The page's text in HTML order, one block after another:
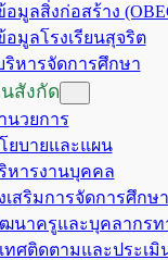
มูลสิ่งก่อสร้าง
อมูลโรงเรียนสุจริต
ริหารจัดการศึกษา
สังกัด
นวยการ
ยบายและแผน
หารงานบุคคล
เสริมการจัดการศึกษา
นาครูและบุคลากรท
ทศติดตามและประเมิ